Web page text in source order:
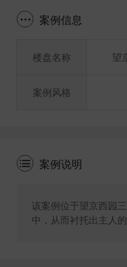
案例信息
楼盘名称
案例风格
望
案例说明
该案例位于望京西园
中，从而衬托出主人的